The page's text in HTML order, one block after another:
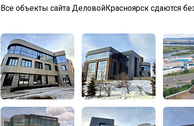
Все объекты сайта ДеловойКрасноярск сдаются